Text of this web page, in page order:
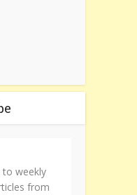
to weekly
from